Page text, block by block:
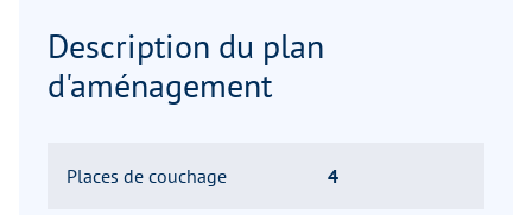
Description du plan
d'aménagement
Places de couchage 4